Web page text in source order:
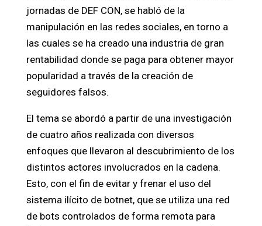
jornadas de DEF CON, se habló de la
manipulación en las redes sociales, en torno a
las cuales se ha creado una industria de gran
rentabilidad donde se paga para obtener mayor
popularidad a través de la creación de
seguidores falsos.
El tema se abordó a partir de una investigación
de cuatro años realizada con diversos
enfoques que llevaron al descubrimiento de los
distintos actores involucrados en la cadena.
Esto, con el fin de evitar y frenar el uso del
sistema ilícito de botnet, que se utiliza una red
de bots controlados de forma remota para